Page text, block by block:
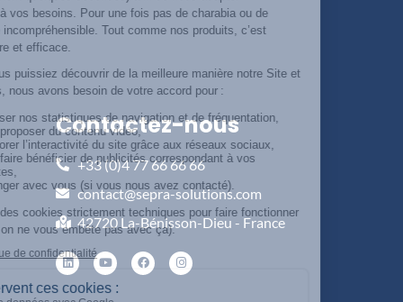
Contactez-nous
+33 (0)4 77 66 66 66
contact@sepra-solutions.com
42720 La-Bénisson-Dieu - France